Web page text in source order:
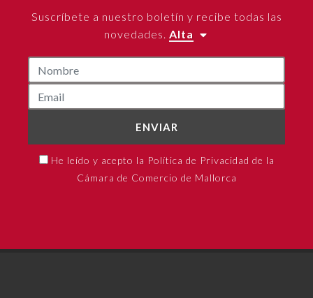
Suscríbete a nuestro boletín y recibe todas las
novedades. Alta
ENVIAR
He leído y acepto la Política de Privacidad de la
Cámara de Comercio de Mallorca